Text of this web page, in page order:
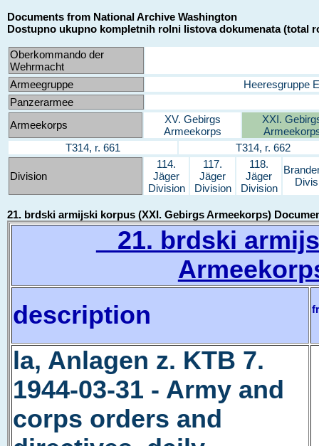
Documents from National Archive Washington
Dostupno ukupno kompletnih rolni listova dokumenata (total
Oberkommando der
Wehrmacht
Armeegruppe
Heeresgruppe E
Panzerarmee
Armeekorps
XV. Gebirgs
Armeekorps
XXI.
T314, r. 661
T314, r. 662
Division
114.
Jäger
Division
117.
Jäger
Division
118.
Jäger
Division
21. brdski armijski korpus (XXI. Gebirgs Armeekorps)
21. brdski
description
la, Anlagen z. KTB 7.
1944-03-31 - Army and
corps orders and